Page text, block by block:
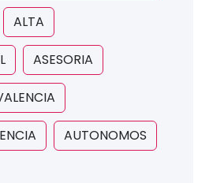
ALTA
ASESORIA
AUTONOMOS